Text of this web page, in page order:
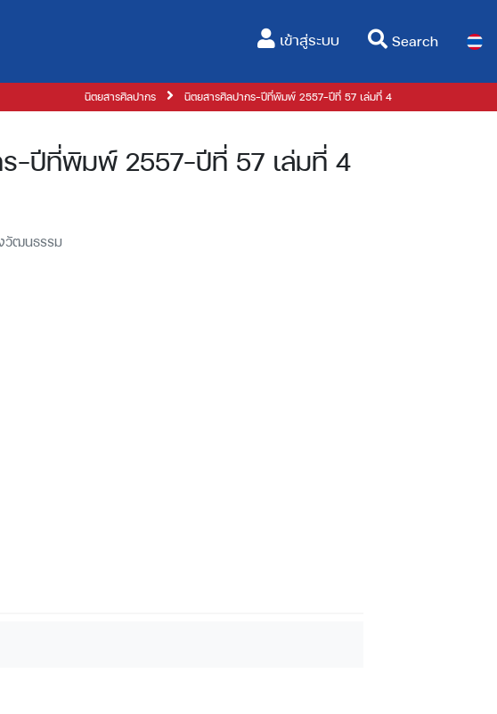
เข้าสู่ระบบ (current)Search
นิตยสารศิลปากร นิตยสารศิลปากร-ปีที่พิมพ์ 2557-ปีที่ 57 เล่มที่ 4
-ปีที่พิมพ์ 2557-ปีที่ 57 เล่มที่ 4
วัฒนธรรม